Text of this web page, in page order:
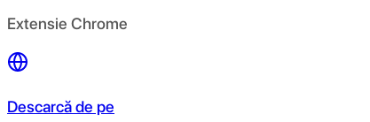
Extensie Chrome
Descarcă de pe